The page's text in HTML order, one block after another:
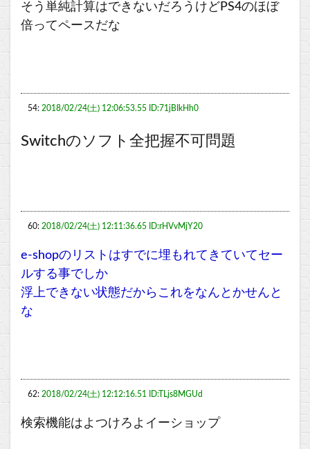
そう単純計算はできないだろうけどPS4のほぼ
倍ってペースだな
54: 2018/02/24(土) 12:06:53.55 ID:71jBIkHh0
Switchのソフト全把握不可問題
60: 2018/02/24(土) 12:11:36.65 ID:rHVvMjY20
e-shopのリストはすでに埋もれてきていてセー
ルする事でしか
浮上できない状態だからこれをなんとかせんと
な
62: 2018/02/24(土) 12:12:16.51 ID:TLjs8MGUd
検索機能はよつけろよイーショップ